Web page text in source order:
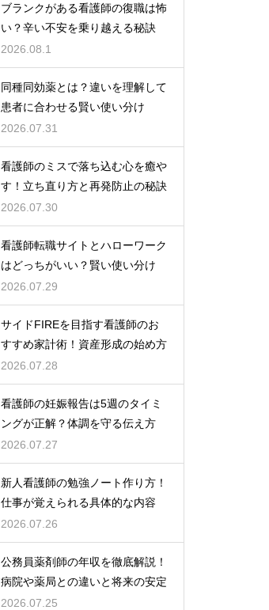
ブランクがある看護師の復職は怖
い？辛い不安を乗り越える秘訣
2026.08.1
同種同効薬とは？違いを理解して
患者に合わせる賢い使い分け
2026.07.31
看護師のミスで落ち込む心を癒や
す！立ち直り方と再発防止の秘訣
2026.07.30
看護師転職サイトとハローワーク
はどっちがいい？賢い使い分け
2026.07.29
サイドFIREを目指す看護師のお
すすめ家計術！資産形成の始め方
2026.07.28
看護師の妊娠報告は5週のタイミ
ングが正解？体調を守る伝え方
2026.07.27
新人看護師の勉強ノート作り方！
仕事が覚えられる具体的な内容
2026.07.26
公務員薬剤師の年収を徹底解説！
病院や薬局との違いと将来の安定
2026.07.25